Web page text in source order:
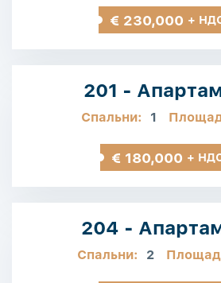
€ 230,000 +
201 -
Спальни: 1
€ 180,000 +
204 -
Спальни: 2